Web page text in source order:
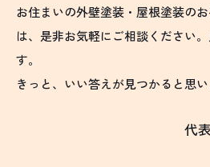
お住まいの外壁塗装・屋根塗装の
は、是非お気軽にご相談ください
す。
きっと、いい答えが見つかると思い
代